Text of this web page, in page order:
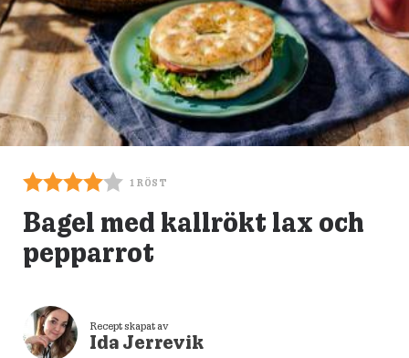
1 RÖST
Bagel med kallrökt lax och
pepparrot
Recept skapat av
Ida Jerrevik